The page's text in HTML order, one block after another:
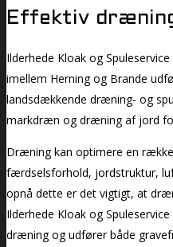
Effektiv
Ilderhede Kloak og
imellem Herning og Brande
landsdækkende dræning- og
markdræn og dræning af jord
Dræning kan optimere en
færdselsforhold, jordstruktur,
opnå dette er det vigtigt, at
Ilderhede Kloak og
dræning og udfører både